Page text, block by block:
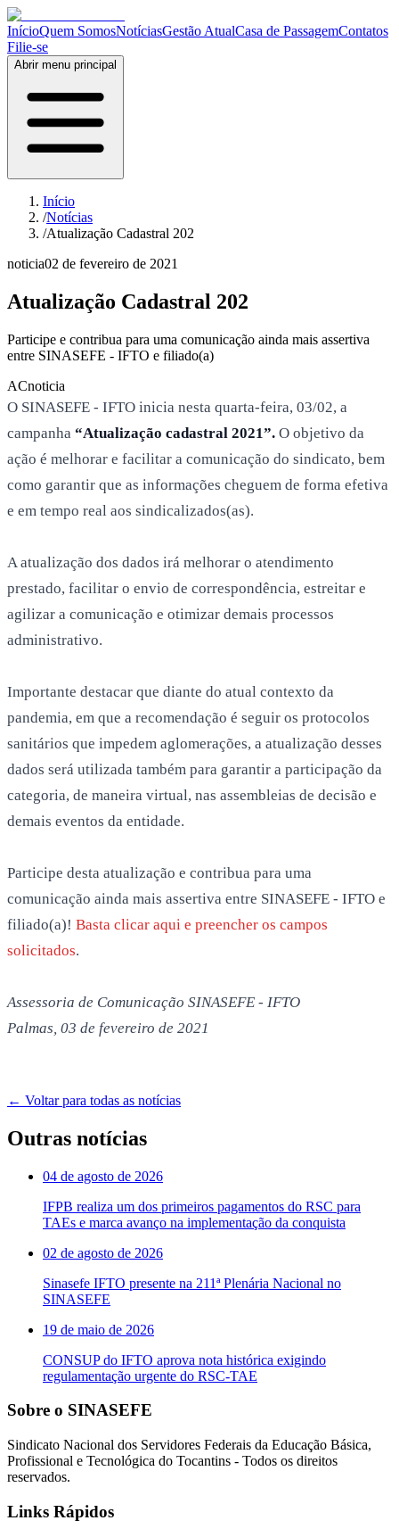
InícioQuem SomosNotíciasGestão AtualCasa de PassagemContatos
Filie-se
Abrir menu principal
Início
/Notícias
/Atualização Cadastral 202
noticia02 de fevereiro de 2021
Atualização Cadastral 202
Participe e contribua para uma comunicação ainda mais assertiva
entre SINASEFE - IFTO e filiado(a)
ACnoticia
O SINASEFE - IFTO inicia nesta quarta-feira, 03/02, a
campanha “Atualização cadastral 2021”. O objetivo da
ação é melhorar e facilitar a comunicação do sindicato, bem
como garantir que as informações cheguem de forma efetiva
e em tempo real aos sindicalizados(as).
A atualização dos dados irá melhorar o atendimento
prestado, facilitar o envio de correspondência, estreitar e
agilizar a comunicação e otimizar demais processos
administrativo.
Importante destacar que diante do atual contexto da
pandemia, em que a recomendação é seguir os protocolos
sanitários que impedem aglomerações, a atualização desses
dados será utilizada também para garantir a participação da
categoria, de maneira virtual, nas assembleias de decisão e
demais eventos da entidade.
Participe desta atualização e contribua para uma
comunicação ainda mais assertiva entre SINASEFE - IFTO e
filiado(a)! Basta clicar aqui e preencher os campos
solicitados.
Assessoria de Comunicação SINASEFE - IFTO
Palmas, 03 de fevereiro de 2021
← Voltar para todas as notícias
Outras notícias
04 de agosto de 2026
IFPB realiza um dos primeiros pagamentos do RSC para
TAEs e marca avanço na implementação da conquista
02 de agosto de 2026
Sinasefe IFTO presente na 211ª Plenária Nacional no
SINASEFE
19 de maio de 2026
CONSUP do IFTO aprova nota histórica exigindo
regulamentação urgente do RSC-TAE
Sobre o SINASEFE
Sindicato Nacional dos Servidores Federais da Educação Básica,
Profissional e Tecnológica do Tocantins - Todos os direitos
reservados.
Links Rápidos